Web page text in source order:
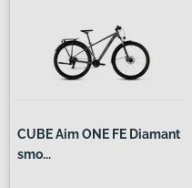
CUBE Aim ONE FE Diamant
smo...